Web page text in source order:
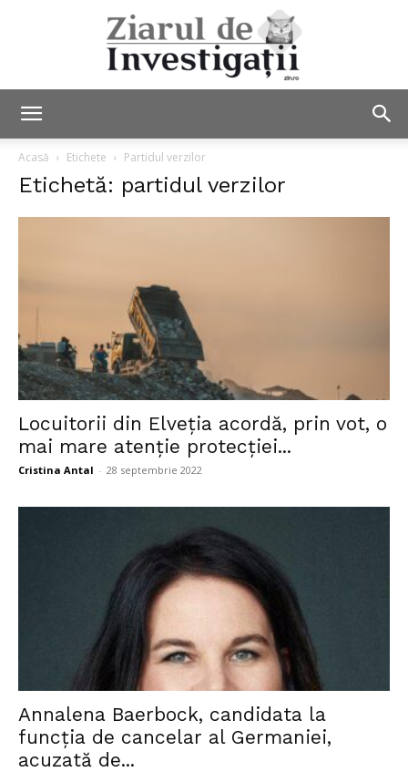
Acasă Etichete Partidul verzilor
Etichetă: partidul verzilor
Locuitorii din Elveția acordă, prin vot, o
mai mare atenție protecției...
Cristina Antal - 28 septembrie 2022
Annalena Baerbock, candidata la
funcția de cancelar al Germaniei,
acuzată de...